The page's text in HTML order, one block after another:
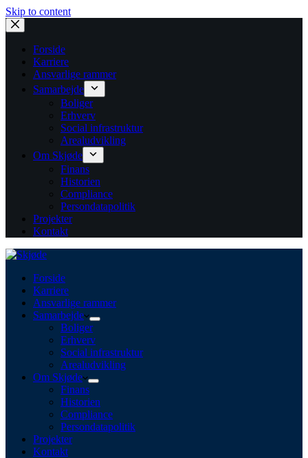
Skip to content
Forside
Karriere
Ansvarlige rammer
Samarbejde
Boliger
Erhverv
Social infrastruktur
Arealudvikling
Om Skjøde
Finans
Historien
Compliance
Persondatapolitik
Projekter
Kontakt
Forside
Karriere
Ansvarlige rammer
Samarbejde
Boliger
Erhverv
Social infrastruktur
Arealudvikling
Om Skjøde
Finans
Historien
Compliance
Persondatapolitik
Projekter
Kontakt